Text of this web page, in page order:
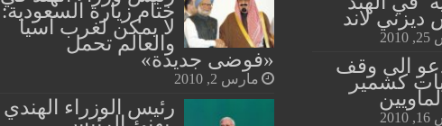
لاند
الى وقف
كشمير
ختام زيارة السعودية:
لا يمكن لغرب آسيا
والعالم تحمل
«فوضى جديدة»
مارس 2, 2010
رئيس الوزراء الهندي